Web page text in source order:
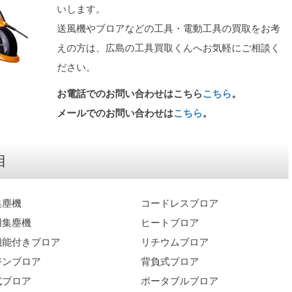
いします。
送風機やブロアなどの工具・電動工具の買取をお考
えの方は、広島の工具買取くんへお気軽にご相談く
ださい。
お電話でのお問い合わせはこちらこちら。
メールでのお問い合わせはこちら。
機
塵機
付きブロア
ブロア
ロア
コードレスブロア
ヒートブロア
リチウムブロア
背負式ブロア
ポータブルブロア